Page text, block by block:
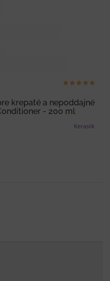
krepaté a nepoddajné
- 200 ml
Kerasilk